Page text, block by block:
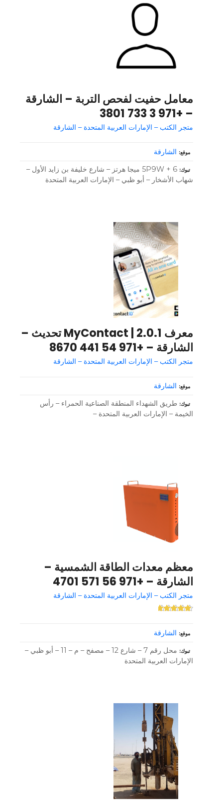
معامل حفيت لفحص التربة – الشارقة
– +971 3 733 3801
متجر الكتب – الإمارات العربية المتحدة – الشارقة
موقع الشارقة
تبوك
5P9W + 6 ميجا هرتز – شارع خليفة بن زايد الأول –
شهاب الأشخار – أبو ظبي – الإمارات العربية المتحدة
معرف MyContact | 2.0.1 تحديث –
الشارقة – +971 54 441 8670
متجر الكتب – الإمارات العربية المتحدة – الشارقة
موقع الشارقة
تبوك طريق الشهداء المنطقة الصناعية الحمراء – رأس
الخيمة – الإمارات العربية المتحدة –
معظم معدات الطاقة الشمسية –
الشارقة – +971 56 571 4701
متجر الكتب – الإمارات العربية المتحدة – الشارقة
موقع الشارقة
تبوك
محل رقم 7 – شارع 12 – مصفح – م – 11 – أبو ظبي –
الإمارات العربية المتحدة